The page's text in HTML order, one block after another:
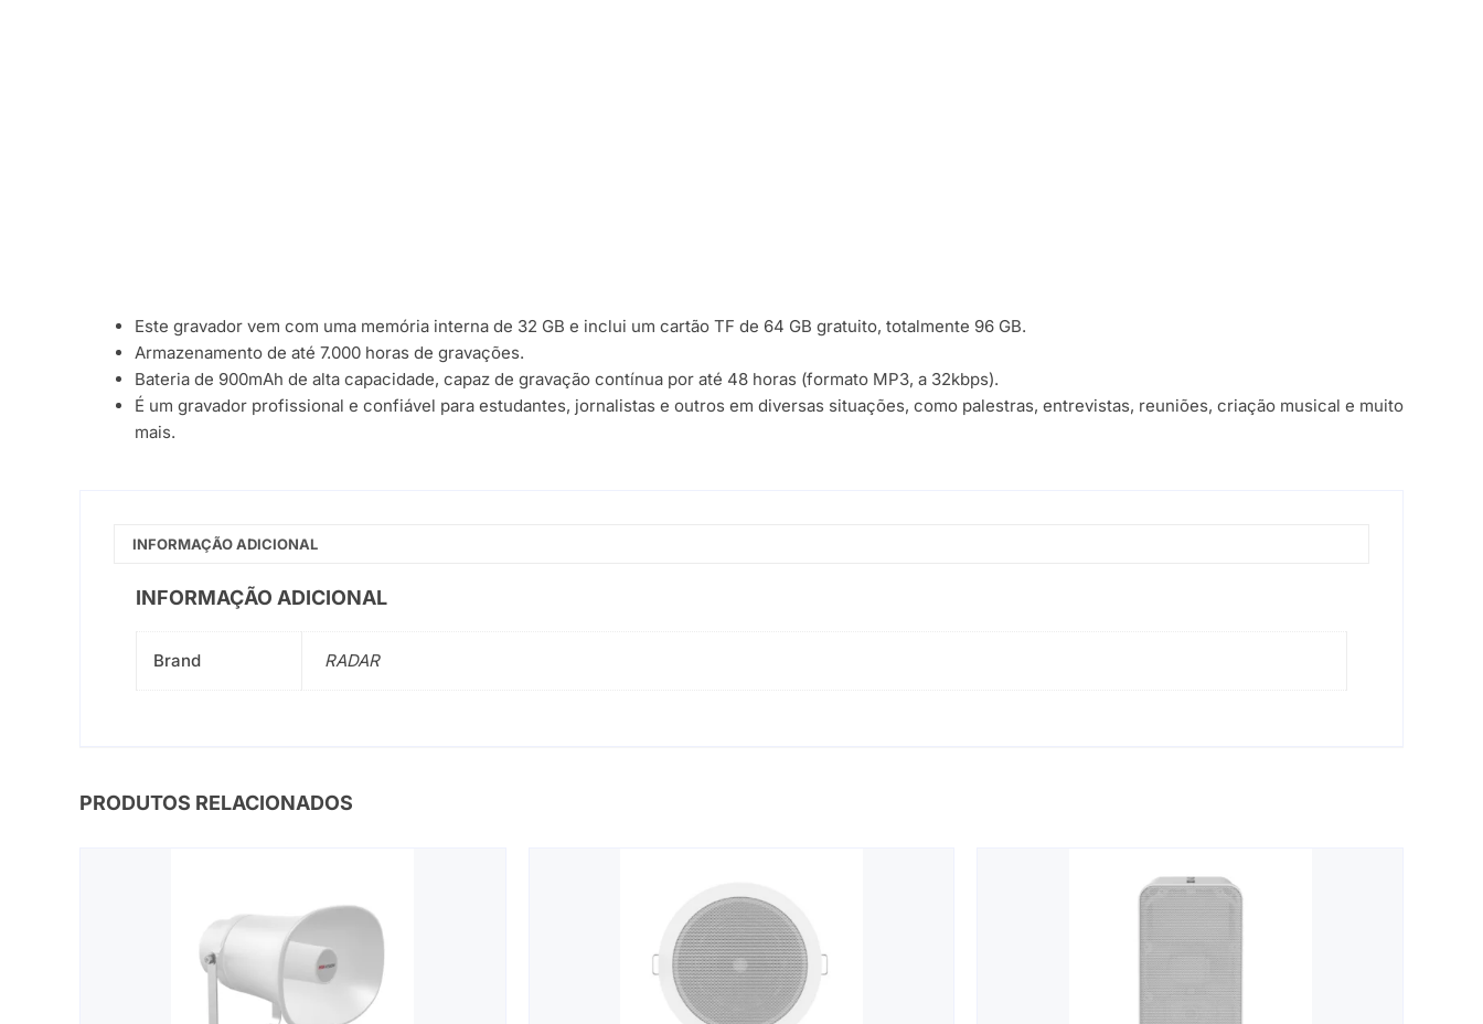
Este gravador vem com uma memória interna de 32 GB e inclui um cartão TF de 64 GB gratuito, totalmente 96 GB.
Armazenamento de até 7.000 horas de gravações.
Bateria de 900mAh de alta capacidade, capaz de gravação contínua por até 48 horas (formato MP3, a 32kbps).
É um gravador profissional e confiável para estudantes, jornalistas e outros em diversas situações, como palestras, entrevistas, reuniões, criação musical e muito
mais.
INFORMAÇÃO ADICIONAL
INFORMAÇÃO ADICIONAL
Brand RADAR
PRODUTOS RELACIONADOS